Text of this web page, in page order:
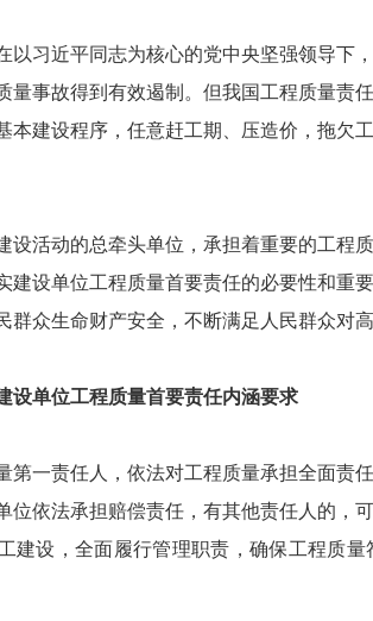
以习近平同志为核心的党中央坚强领导下
量事故得到有效遏制。但我国工程质量责
本建设程序，任意赶工期、压造价，拖欠
设活动的总牵头单位，承担着重要的工程
建设单位工程质量首要责任的必要性和重
群众生命财产安全，不断满足人民群众对
设单位工程质量首要责任内涵要求
第一责任人，依法对工程质量承担全面责
位依法承担赔偿责任，有其他责任人的，
建设，全面履行管理职责，确保工程质